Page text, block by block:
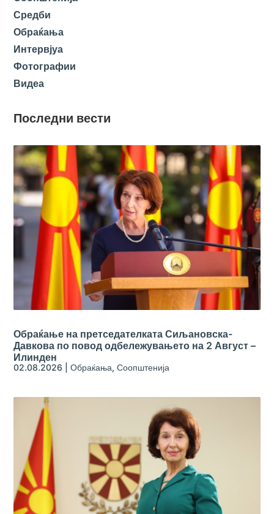
Средби
Обраќања
Интервјуа
Фотографии
Видеа
Последни вести
Обраќање на претседателката Сиљановска-
Давкова по повод одбележувањето на 2 Август –
Илинден
02.08.2026 |Обраќања,Соопштенија